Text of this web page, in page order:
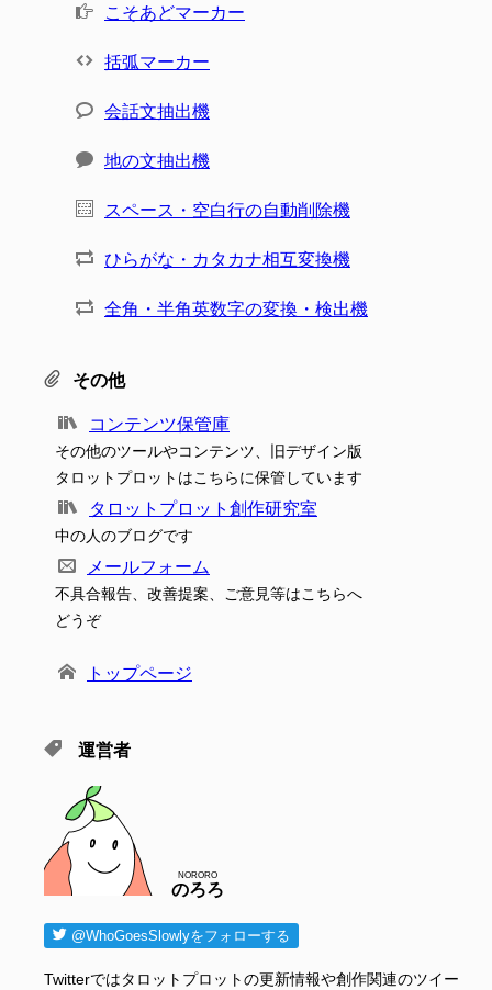
こそあどマーカー
括弧マーカー
会話文抽出機
地の文抽出機
スペース・空白行の自動削除機
ひらがな・カタカナ相互変換機
全角・半角英数字の変換・検出機
その他
コンテンツ保管庫
その他のツールやコンテンツ、旧デザイン版
タロットプロットはこちらに保管しています
タロットプロット創作研究室
中の人のブログです
メールフォーム
不具合報告、改善提案、ご意見等はこちらへ
どうぞ
トップページ
運営者
のろろ
NORORO
@WhoGoesSlowlyをフォローする
Twitterではタロットプロットの更新情報や創作関連のツイー